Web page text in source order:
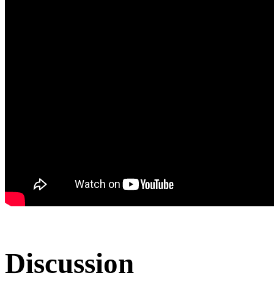
Discussion